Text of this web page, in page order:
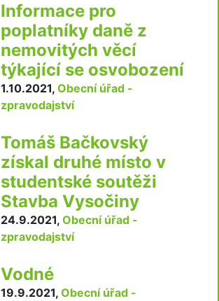
Informace pro
poplatníky daně z
nemovitých věcí
týkající se osvobození
1.10.2021, Obecní úřad -
zpravodajství
Tomáš Bačkovský
získal druhé místo v
studentské soutěži
Stavba Vysočiny
24.9.2021, Obecní úřad -
zpravodajství
Vodné
19.9.2021, Obecní úřad -